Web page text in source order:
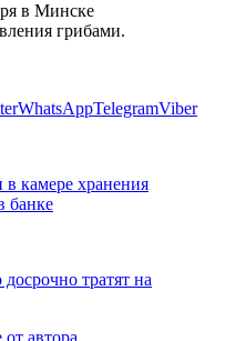
в Минске
грибами.
WhatsAppTelegramViber
в камере хранения
банке
тратят на